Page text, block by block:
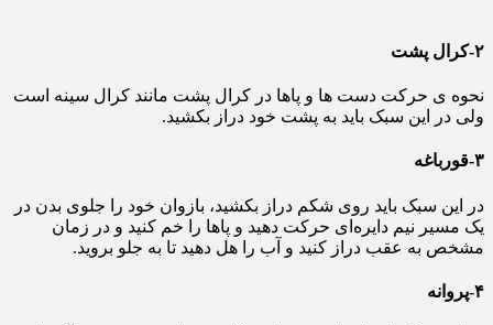
۲-کرال پشت
نحوه‌ ی حرکت دست‌ ها و پاها در کرال پشت مانند کرال سینه است
ولی در این سبک باید به پشت خود دراز بکشید.
۳-قورباغه
در این سبک باید روی شکم دراز بکشید، بازوان خود را جلوی بدن در
یک مسیر نیم‌ دایره‌ای حرکت دهید و پاها را خم کنید و در زمان
مشخص به عقب دراز کنید و آب را هل دهید تا به جلو بروید.
۴-پروانه